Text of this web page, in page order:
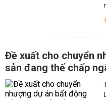
Đề xuất cho chuyển
sản đang thế chấp